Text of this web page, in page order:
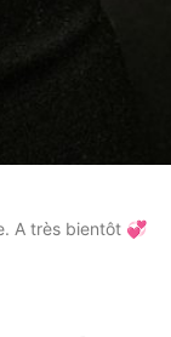
A très bientôt 💞